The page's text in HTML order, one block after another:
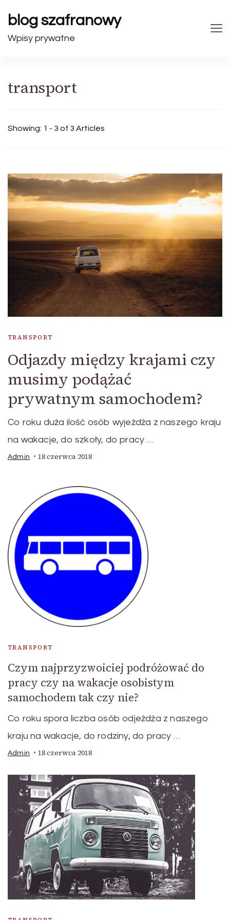
blog szafranowy
Wpisy prywatne
transport
Showing: 1 - 3 of 3 Articles
TRANSPORT
Odjazdy między krajami czy
musimy podążać
prywatnym samochodem?
Co roku duża ilość osób wyjeżdża z naszego kraju
na wakacje, do szkoły, do pracy …
Admin 18 czerwca 2018
TRANSPORT
Czym najprzyzwoiciej podróżować do
pracy czy na wakacje osobistym
samochodem tak czy nie?
Co roku spora liczba osób odjeżdża z naszego
kraju na wakacje, do rodziny, do pracy …
Admin 18 czerwca 2018